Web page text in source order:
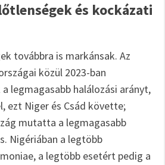
és kockázati
továbbra is markánsak. Az
közül 2023-ban
legmagasabb halálozási arányt,
ezt Niger és Csád követte;
mutatta a legmagasabb
Nigériában a legtöbb
a legtöbb esetért pedig a